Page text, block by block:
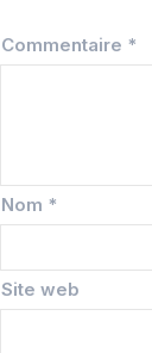
Commentaire *
Nom *
Site web